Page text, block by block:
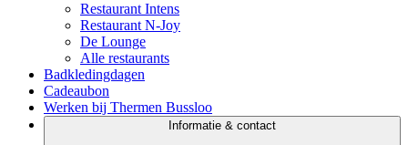
Restaurant Intens
Restaurant N-Joy
De Lounge
Alle restaurants
Badkledingdagen
Cadeaubon
Werken bij Thermen Bussloo
Informatie & contact